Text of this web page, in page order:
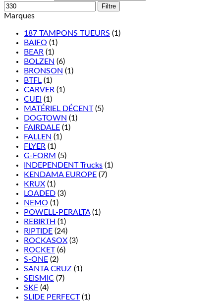
Filtre
Marques
187 TAMPONS TUEURS (1)
BAIFO (1)
BEAR (1)
BOLZEN (6)
BRONSON (1)
BTFL (1)
CARVER (1)
CUEI (1)
MATÉRIEL DÉCENT (5)
DOGTOWN (1)
FAIRDALE (1)
FALLEN (1)
FLYER (1)
G-FORM (5)
INDEPENDENT Trucks (1)
KENDAMA EUROPE (7)
KRUX (1)
LOADED (3)
NEMO (1)
POWELL-PERALTA (1)
REBIRTH (1)
RIPTIDE (24)
ROCKASOX (3)
ROCKET (6)
S-ONE (2)
SANTA CRUZ (1)
SEISMIC (7)
SKF (4)
SLIDE PERFECT (1)